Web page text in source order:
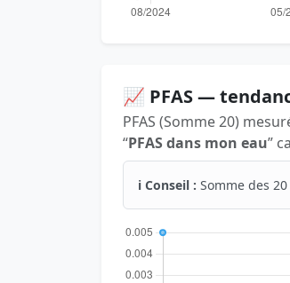
📈 PFAS —
PFAS (Somme 20)
“PFAS dans mon eau”
ℹ️ Conseil : Somme des